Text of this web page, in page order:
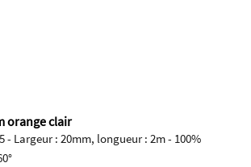
orange clair
- Largeur : 20mm, longueur : 2m - 100%